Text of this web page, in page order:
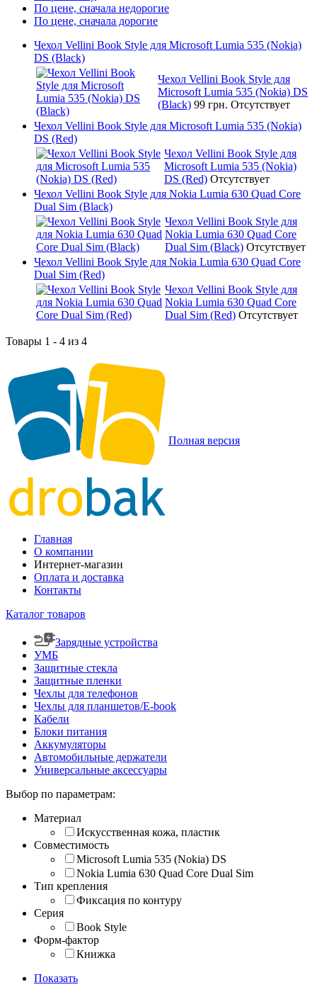
По цене, сначала недорогие
По цене, сначала дорогие
Чехол Vellini Book Style для Microsoft Lumia 535 (Nokia)
DS (Black)
Чехол Vellini Book Style для
Microsoft Lumia 535 (Nokia) DS
(Black) 99 грн. Отсутствует
Чехол Vellini Book Style для Microsoft Lumia 535 (Nokia)
DS (Red)
Чехол Vellini Book Style для
Microsoft Lumia 535 (Nokia)
DS (Red) Отсутствует
Чехол Vellini Book Style для Nokia Lumia 630 Quad Core
Dual Sim (Black)
Чехол Vellini Book Style для
Nokia Lumia 630 Quad Core
Dual Sim (Black) Отсутствует
Чехол Vellini Book Style для Nokia Lumia 630 Quad Core
Dual Sim (Red)
Чехол Vellini Book Style для
Nokia Lumia 630 Quad Core
Dual Sim (Red) Отсутствует
Товары 1 - 4 из 4
Полная версия
Главная
О компании
Интернет-магазин
Оплата и доставка
Контакты
Каталог товаров
Зарядные устройства
УМБ
Защитные стекла
Защитные пленки
Чехлы для телефонов
Чехлы для планшетов/E-book
Кабели
Блоки питания
Аккумуляторы
Автомобильные держатели
Универсальные аксессуары
Выбор по параметрам:
Материал
Искусственная кожа, пластик
Совместимость
Microsoft Lumia 535 (Nokia) DS
Nokia Lumia 630 Quad Core Dual Sim
Тип крепления
Фиксация по контуру
Серия
Book Style
Форм-фактор
Книжка
Показать